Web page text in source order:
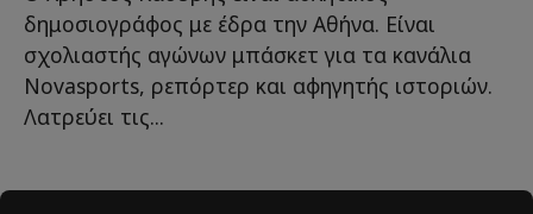
δημοσιογράφος με έδρα την Αθήνα. Είναι
σχολιαστής αγώνων μπάσκετ για τα κανάλια
Novasports, ρεπόρτερ και αφηγητής ιστοριών.
Λατρεύει τις...